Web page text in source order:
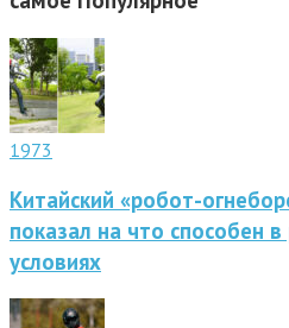
1973
Китайский «робот-
показал на что способен
условиях